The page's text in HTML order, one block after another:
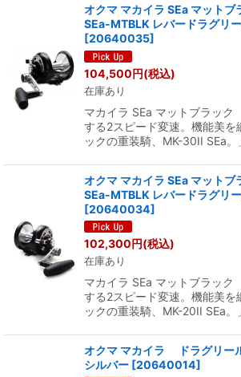
オクマ マカイラ SEa マット
SEa-MTBLK レバードラグリ
[20640035]
104,500円(税込)
在庫あり
マカイラ SEa マットブラック
する2スピード変速。機能美を
ックの重装騎、MK-30II SEa
オクマ マカイラ SEa マット
SEa-MTBLK レバードラグリ
[20640034]
102,300円(税込)
在庫あり
マカイラ SEa マットブラック
する2スピード変速。機能美を
ックの重装騎、MK-20II SEa
オクマ マカイラ ドラグリー
シルバー [20640014]